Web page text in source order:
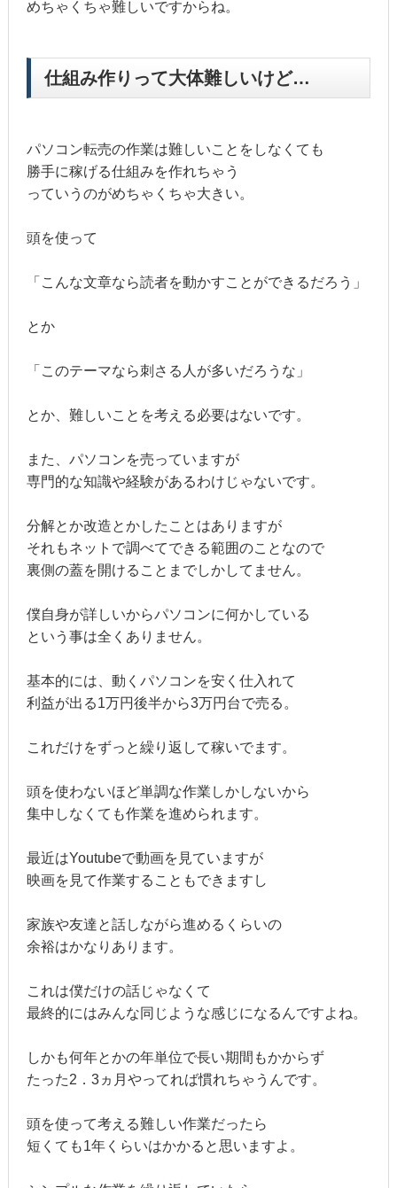
めちゃくちゃ難しいですからね。
仕組み作りって大体難しいけど…
パソコン転売の作業は難しいことをしなくても
勝手に稼げる仕組みを作れちゃう
っていうのがめちゃくちゃ大きい。
頭を使って
「こんな文章なら読者を動かすことができるだろう」
とか
「このテーマなら刺さる人が多いだろうな」
とか、難しいことを考える必要はないです。
また、パソコンを売っていますが
専門的な知識や経験があるわけじゃないです。
分解とか改造とかしたことはありますが
それもネットで調べてできる範囲のことなので
裏側の蓋を開けることまでしかしてません。
僕自身が詳しいからパソコンに何かしている
という事は全くありません。
基本的には、動くパソコンを安く仕入れて
利益が出る1万円後半から3万円台で売る。
これだけをずっと繰り返して稼いでます。
頭を使わないほど単調な作業しかしないから
集中しなくても作業を進められます。
最近はYoutubeで動画を見ていますが
映画を見て作業することもできますし
家族や友達と話しながら進めるくらいの
余裕はかなりあります。
これは僕だけの話じゃなくて
最終的にはみんな同じような感じになるんですよね。
しかも何年とかの年単位で長い期間もかからず
たった2．3ヵ月やってれば慣れちゃうんです。
頭を使って考える難しい作業だったら
短くても1年くらいはかかると思いますよ。